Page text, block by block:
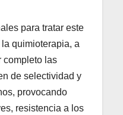
para tratar este
quimioterapia, a
completo las
de selectividad y
provocando
resistencia a los